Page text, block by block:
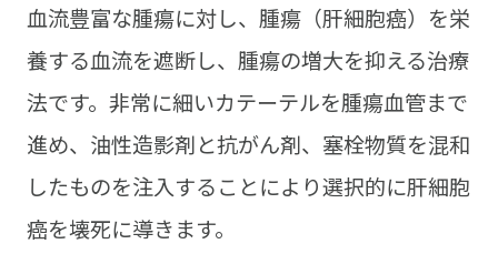
血流豊富な腫瘍に対し、腫瘍（肝細胞癌）を栄
養する血流を遮断し、腫瘍の増大を抑える治療
法です。非常に細いカテーテルを腫瘍血管まで
進め、油性造影剤と抗がん剤、塞栓物質を混和
したものを注入することにより選択的に肝細胞
癌を壊死に導きます。